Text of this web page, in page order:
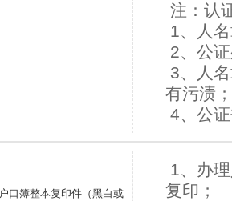
注：认
1、人
2、公
3、人
有污渍
4、公
口簿整本复印件（黑白或
1、办
复印；